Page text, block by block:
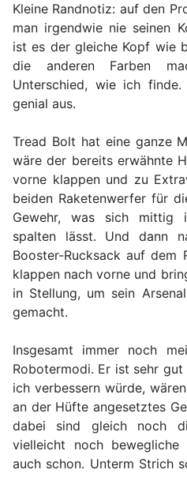
Kleine Randnotiz: auf den
man irgendwie nie seinen
ist es der gleiche Kopf wie
die anderen Farben
Unterschied, wie ich
genial aus.
Tread Bolt hat eine ganze
wäre der bereits erwähnte
vorne klappen und zu
beiden Raketenwerfer für
Gewehr, was sich mittig
spalten lässt. Und dann
Booster-Rucksack auf dem
klappen nach vorne und
in Stellung, um sein
gemacht.
Insgesamt immer noch
Robotermodi. Er ist sehr
ich verbessern würde,
an der Hüfte angesetztes
dabei sind gleich noch
vielleicht noch bewegliche
auch schon. Unterm Strich